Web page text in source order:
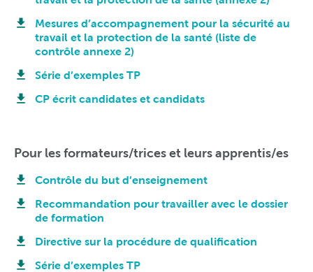
Mesures d’accompagnement pour la sécurité au
travail et la protection de la santé (liste de
contrôle annexe 2)
Série d’exemples TP
CP écrit candidates et candidats
Pour les formateurs/trices et leurs apprentis/es
Contrôle du but d’enseignement
Recommandation pour travailler avec le dossier
de formation
Directive sur la procédure de qualification
Série d’exemples TP